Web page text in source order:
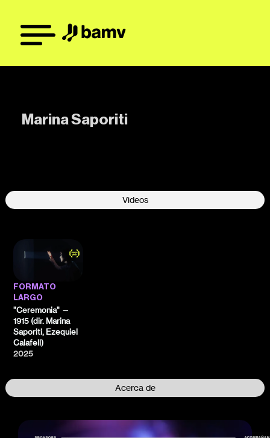
Marina Saporiti
Videos
Acerca de
FORMATO
LARGO
"Ceremonia" —
1915 (dir. Marina
Saporiti, Ezequiel
Calafell)
2025